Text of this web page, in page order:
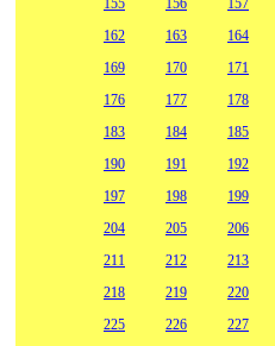
155
156 157
162
163 164
169
170 171
176
177 178
183
184 185
190
191 192
197
198 199
204
205 206
211
212 213
218
219 220
225
226 227